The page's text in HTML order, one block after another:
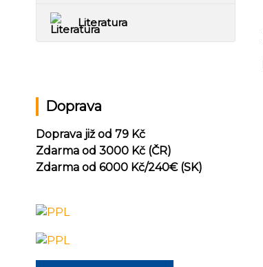
Literatura
Doprava
Doprava již od 79 Kč
Zdarma od 3000 Kč (ČR)
Zdarma od 6000 Kč/240€ (SK)